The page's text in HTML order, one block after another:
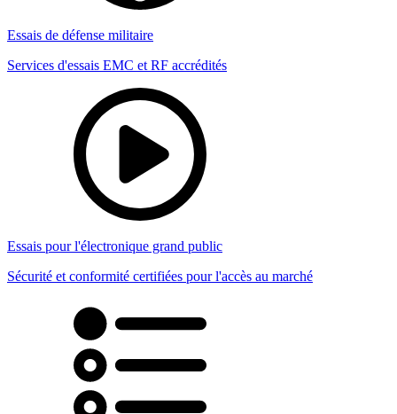
Essais de défense militaire
Services d'essais EMC et RF accrédités
Essais pour l'électronique grand public
Sécurité et conformité certifiées pour l'accès au marché